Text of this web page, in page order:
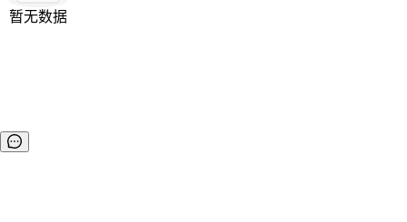
暂无数据